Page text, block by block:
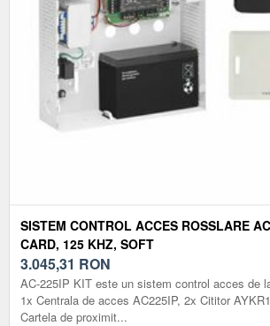
SISTEM CONTROL ACCES ROSSLARE
CARD, 125 KHZ, SOFT
3.045,31 RON
AC-225IP KIT este un sistem control acces de
1x Centrala de acces AC225IP, 2x Cititor
Cartela de proximit...